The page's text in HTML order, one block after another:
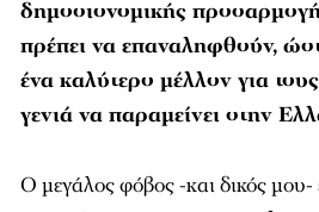
ένα καλύτερο μέλλον για τους
γενιά να παραμείνει στην
Ο μεγάλος φόβος -και δικός μου-
δημιουργήσει μια πρόσθετη